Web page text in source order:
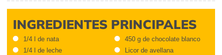
INGREDIENTES PRINCIPALES
1/4 l de nata
1/4 l de leche
450 g de chocolate blanco
Licor de avellana